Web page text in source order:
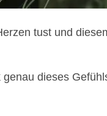
tust und
dieses